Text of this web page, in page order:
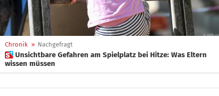
Chronik » Nachgefragt
 Unsichtbare Gefahren am Spielplatz bei Hitze: Was Eltern
wissen müssen